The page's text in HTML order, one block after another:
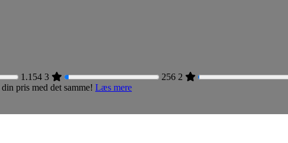
1.154 3 256 2
pris med det samme! Læs mere